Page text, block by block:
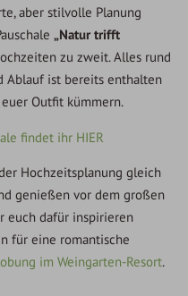
aber stilvolle Planung
„Natur trifft
zu zweit. Alles rund
Ablauf ist bereits enthalten
Outfit kümmern.
findet ihr HIER
Hochzeitsplanung gleich
genießen vor dem großen
euch dafür inspirieren
für eine romantische
im Weingarten-Resort.